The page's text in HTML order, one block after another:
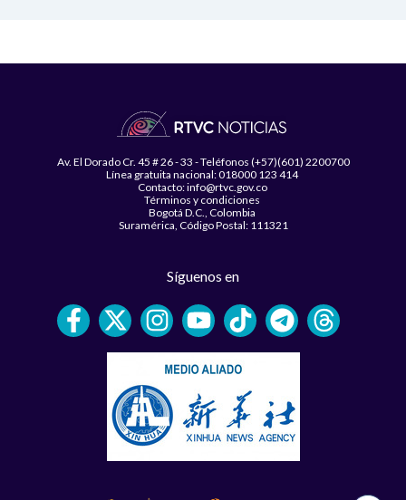
Av. El Dorado Cr. 45 # 26 - 33 - Teléfonos (+57)(601) 2200700
Línea gratuita nacional: 018000 123 414
Contacto: info@rtvc.gov.co
Términos y condiciones
Bogotá D.C., Colombia
Suramérica, Código Postal: 111321
Síguenos en